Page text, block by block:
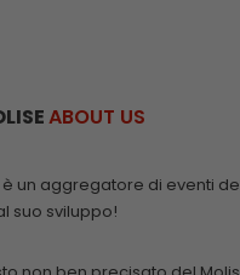
ABOUT US
è un aggregatore di eventi
suo sviluppo!